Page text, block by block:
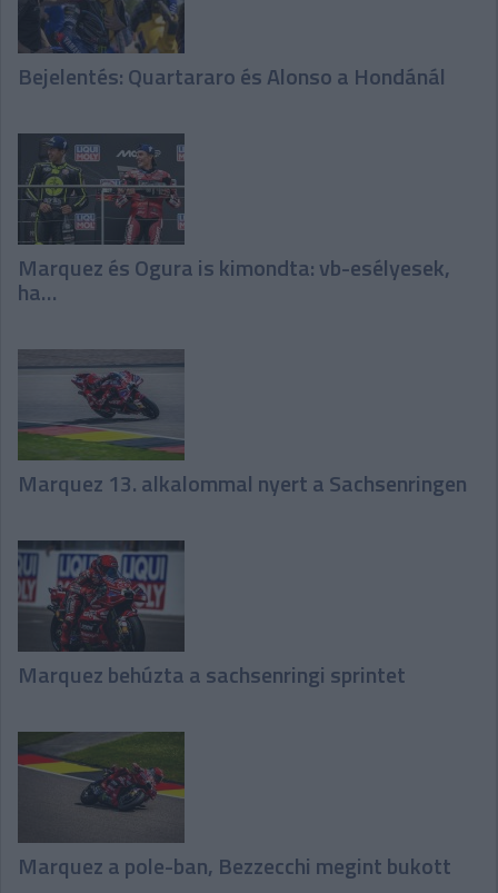
Bejelentés: Quartararo és Alonso a Hondánál
Marquez és Ogura is kimondta: vb-esélyesek,
ha…
Marquez 13. alkalommal nyert a Sachsenringen
Marquez behúzta a sachsenringi sprintet
Marquez a pole-ban, Bezzecchi megint bukott